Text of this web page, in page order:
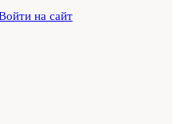
на сайт